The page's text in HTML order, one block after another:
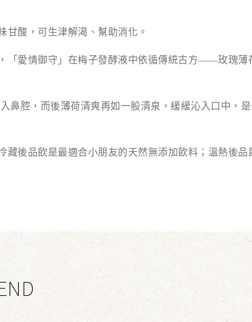
甘酸，可生津解渴、幫助消化。
「愛情御守」在梅子發酵液中依循傳統古方——玫瑰薄
鼻腔，而後薄荷清爽再如一股清泉，緩緩沁入口中，
後品飲是最適合小朋友的天然無添加飲料；溫熱後品